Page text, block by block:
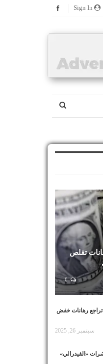
تقلص
0
تراجع رهانات خفض
سبتمبر 26, 2025
«الفيدرالي»